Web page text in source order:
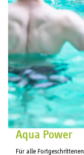
Aqua Power
Für alle